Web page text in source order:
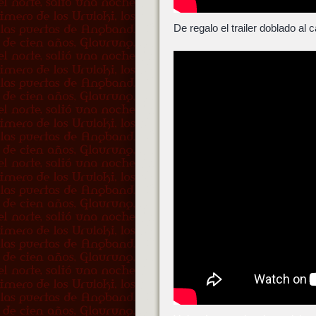
De regalo el trailer doblado al